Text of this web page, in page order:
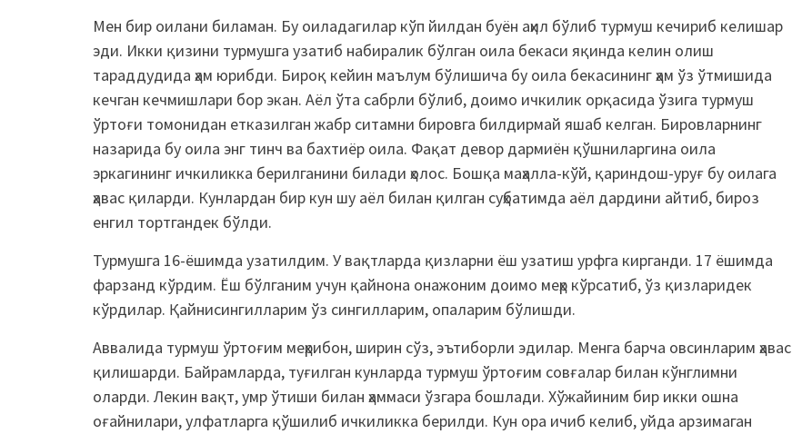
Мен бир оилани биламан. Бу оиладагилар кўп йилдан буён аҳил бўлиб турмуш кечириб келишар
эди. Икки қизини турмушга узатиб набиралик бўлган оила бекаси яқинда келин олиш
тараддудида ҳам юрибди. Бироқ кейин маълум бўлишича бу оила бекасининг ҳам ўз ўтмишида
кечган кечмишлари бор экан. Аёл ўта сабрли бўлиб, доимо ичкилик орқасида ўзига турмуш
ўртоғи томонидан етказилган жабр ситамни бировга билдирмай яшаб келган. Бировларнинг
назарида бу оила энг тинч ва бахтиёр оила. Фақат девор дармиён қўшниларгина оила
эркагининг ичкиликка берилганини билади ҳолос. Бошқа маҳалла-кўй, қариндош-уруғ бу оилага
ҳавас қиларди. Кунлардан бир кун шу аёл билан қилган суҳбатимда аёл дардини айтиб, бироз
енгил тортгандек бўлди.
Турмушга 16-ёшимда узатилдим. У вақтларда қизларни ёш узатиш урфга кирганди. 17 ёшимда
фарзанд кўрдим. Ёш бўлганим учун қайнона онажоним доимо меҳр кўрсатиб, ўз қизларидек
кўрдилар. Қайнисингилларим ўз сингилларим, опаларим бўлишди.
Аввалида турмуш ўртоғим меҳрибон, ширин сўз, эътиборли эдилар. Менга барча овсинларим ҳавас
қилишарди. Байрамларда, туғилган кунларда турмуш ўртоғим совғалар билан кўнглимни
оларди. Лекин вақт, умр ўтиши билан ҳаммаси ўзгара бошлади. Хўжайиним бир икки ошна
оғайнилари, улфатларга қўшилиб ичкиликка берилди. Кун ора ичиб келиб, уйда арзимаган